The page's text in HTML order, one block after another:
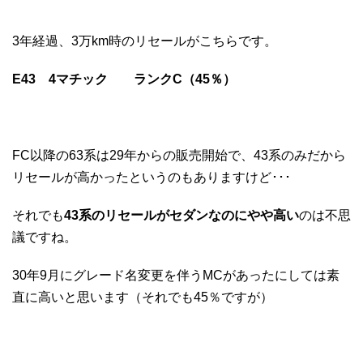
3年経過、3万km時のリセールがこちらです。
E43 4マチック ランクC（45％）
FC以降の63系は29年からの販売開始で、43系のみだから
リセールが高かったというのもありますけど･･･
それでも43系のリセールがセダンなのにやや高いのは不思
議ですね。
30年9月にグレード名変更を伴うMCがあったにしては素
直に高いと思います（それでも45％ですが）